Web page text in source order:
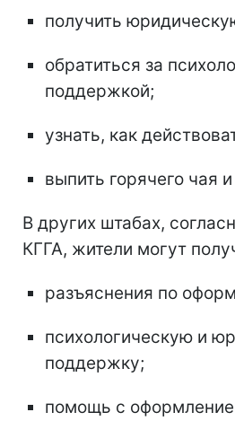
получить
обратиться за
поддержкой;
узнать, как
выпить горячего чая
В других штабах,
КГГА, жители могут
разъяснения по
психологическую и
поддержку;
помощь с